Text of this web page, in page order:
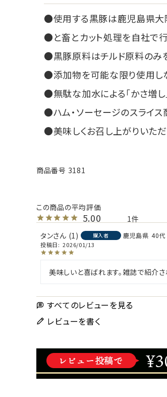
使用する黒豚は鹿児島県
と畜とカット処理を自社で
黒豚原料はチルド原料のみ
添加物を可能な限り使用し
無駄な加水による「かさ増
ハム・ソーセージのスライ
美味しくお召し上がりいた
商品番号 3181
5.00
1
タン
1 購入者 鹿児島県 40代
投稿日 2026/01/13
美味しいと喜ばれます。雑誌で紹介
すべてのレビューを見る
レビューを書く